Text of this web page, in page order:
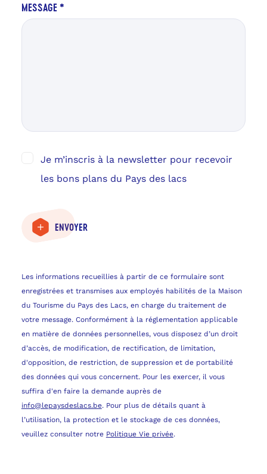
MESSAGE*
Je m’inscris à la newsletter pour recevoir
les bons plans du Pays des lacs
ENVOYER
Les informations recueillies à partir de ce formulaire sont
enregistrées et transmises aux employés habilités de la Maison
du Tourisme du Pays des Lacs, en charge du traitement de
votre message. Conformément à la réglementation applicable
en matière de données personnelles, vous disposez d’un droit
d’accès, de modification, de rectification, de limitation,
d'opposition, de restriction, de suppression et de portabilité
des données qui vous concernent. Pour les exercer, il vous
suffira d'en faire la demande auprès de
info@lepaysdeslacs.be. Pour plus de détails quant à
l’utilisation, la protection et le stockage de ces données,
veuillez consulter notre Politique Vie privée.